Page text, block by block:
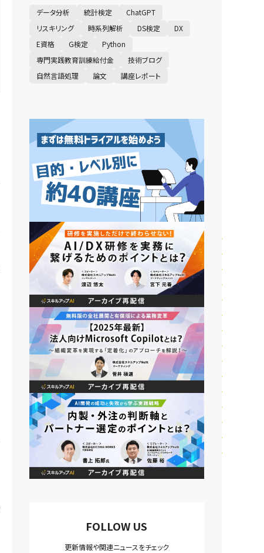
データ分析 統計検定
ChatGPT
リスキリング
時系列解析 DS検定
DX
E資格
G検定
Python
専門実践教育訓練給付金
技術ブログ
自然言語処理
論文 講座レポート
FOLLOW US
更新情報や関連ニュースをチェック